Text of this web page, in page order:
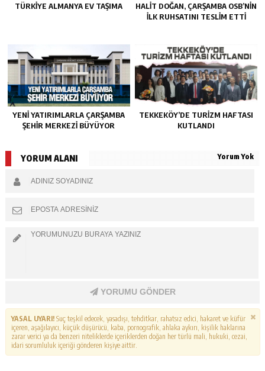
TÜRKIYE ALMANYA EV TAŞIMA
HALIT DOĞAN, ÇARŞAMBA OSB’NIN
İLK RUHSATINI TESLIM ETTI
YENI YATIRIMLARLA ÇARŞAMBA
ŞEHIR MERKEZI BÜYÜYOR
TEKKEKÖY’DE TURIZM HAFTASI
KUTLANDI
YORUM ALANI Yorum Yok
YORUMU GÖNDER
YASAL UYARI!Suç teşkil edecek, yasadışı, tehditkar, rahatsız edici, hakaret ve küfür
içeren, aşağılayıcı, küçük düşürücü, kaba, pornografik, ahlaka aykırı, kişilik haklarına
zarar verici ya da benzeri niteliklerde içeriklerden doğan her türlü mali, hukuki, cezai,
idari sorumluluk içeriği gönderen kişiye aittir.